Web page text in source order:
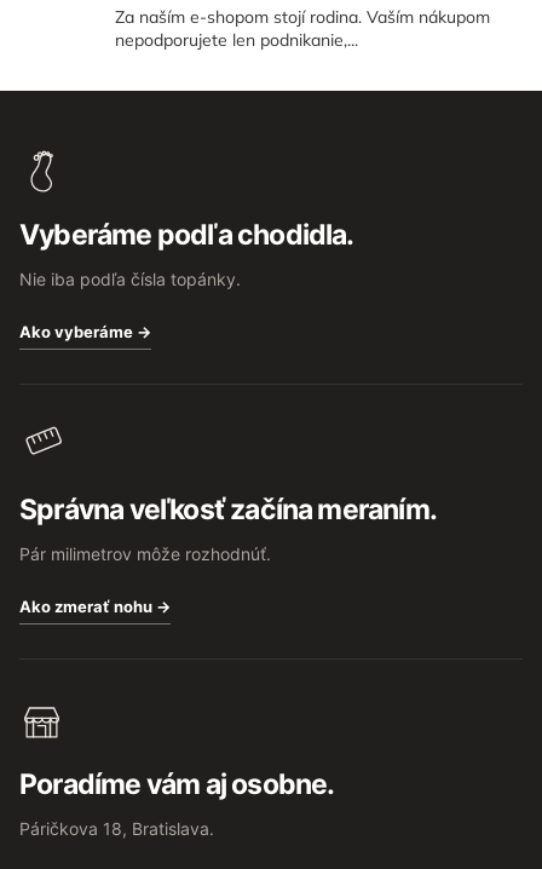
Za naším e-shopom stojí rodina. Vaším nákupom
nepodporujete len podnikanie,...
Vyberáme podľa chodidla.
Nie iba podľa čísla topánky.
Ako vyberáme →
Správna veľkosť začína meraním.
Pár milimetrov môže rozhodnúť.
Ako zmerať nohu →
Poradíme vám aj osobne.
Páričkova 18, Bratislava.